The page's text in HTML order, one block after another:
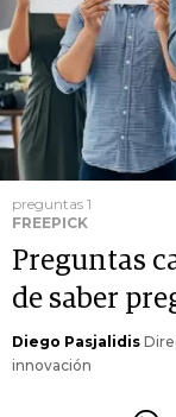
preguntas 1
FREEPICK
Preguntas
de saber
Diego Pasjalidis
innovación